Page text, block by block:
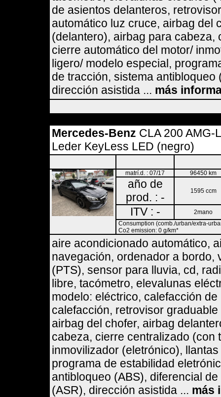
de asientos delanteros,
automático luz cruce, airbag del
(delantero), airbag para
cierre automático del motor/
ligero/ modelo especial,
de tracción, sistema
dirección asistida ... más
Mercedes-Benz CLA 200 AMG-
Leder KeyLess LED (negro)
matrí.d. : 07/17 96450 km
año de
prod. : -
1595 ccm
ITV : -
2mano
Consumption (comb./urban/extra-
Co2 emission: 0 g/km*
aire acondicionado automático,
navegación, ordenador a bordo,
(PTS), sensor para lluvia, cd,
libre, tacómetro, elevalunas
modelo: eléctrico, calefacción
calefacción, retrovisor
airbag del chofer, airbag
cabeza, cierre centralizado (con
inmovilizador (eletrónico),
programa de estabilidad
antibloqueo (ABS), diferencial
(ASR), dirección asistida ... más